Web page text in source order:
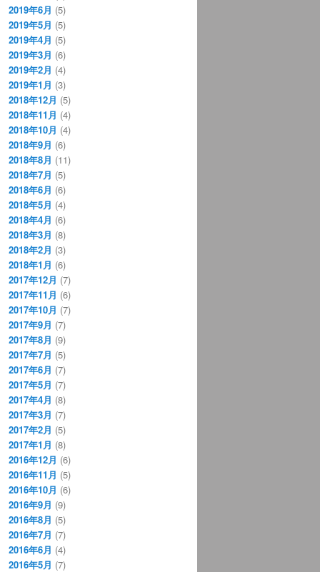
2019年6月 (5)
2019年5月 (5)
2019年4月 (5)
2019年3月 (6)
2019年2月 (4)
2019年1月 (3)
2018年12月 (5)
2018年11月 (4)
2018年10月 (4)
2018年9月 (6)
2018年8月 (11)
2018年7月 (5)
2018年6月 (6)
2018年5月 (4)
2018年4月 (6)
2018年3月 (8)
2018年2月 (3)
2018年1月 (6)
2017年12月 (7)
2017年11月 (6)
2017年10月 (7)
2017年9月 (7)
2017年8月 (9)
2017年7月 (5)
2017年6月 (7)
2017年5月 (7)
2017年4月 (8)
2017年3月 (7)
2017年2月 (5)
2017年1月 (8)
2016年12月 (6)
2016年11月 (5)
2016年10月 (6)
2016年9月 (9)
2016年8月 (5)
2016年7月 (7)
2016年6月 (4)
2016年5月 (7)